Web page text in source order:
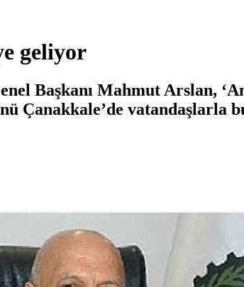
geliyor
Başkanı Mahmut Arslan,
Çanakkale’de vatandaşlarla